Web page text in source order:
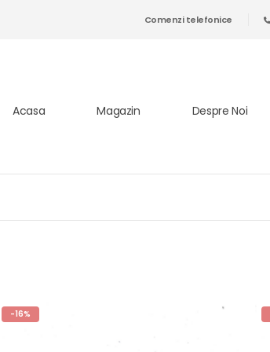
Comenzi telefonice
Acasa Magazin Despre Noi
-16%